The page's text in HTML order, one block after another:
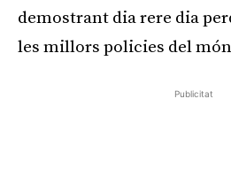
demostrant dia rere dia
les millors policies del
Publicitat